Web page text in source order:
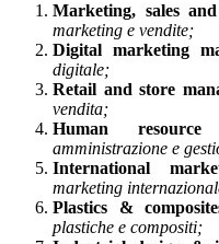
Marketing, sales
marketing e vendite;
Digital marketing
digitale;
Retail and store
vendita;
Human resource
amministrazione e
International
marketing
Plastics &
plastiche e compositi;